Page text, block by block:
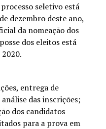
seletivo está
dezembro deste ano,
da nomeação dos
dos eleitos está
entrega de
das inscrições;
dos candidatos
para a prova em